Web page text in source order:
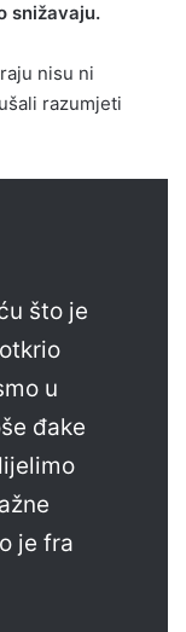
snižavaju.
nisu ni
razumjeti
što je
u
đake
je fra